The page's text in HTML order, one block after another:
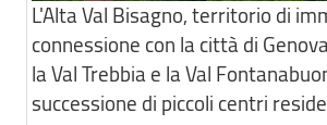
L'Alta Val Bisagno, territorio di
connessione con la città di
la Val Trebbia e la Val
successione di piccoli centri